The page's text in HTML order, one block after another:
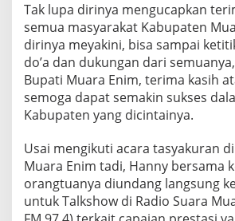
Tak lupa dirinya mengucapkan
semua masyarakat Kabupaten
dirinya meyakini, bisa sampai
do’a dan dukungan dari
Bupati Muara Enim, terima kasih
semoga dapat semakin sukses
Kabupaten yang dicintainya.
Usai mengikuti acara tasyakuran
Muara Enim tadi, Hanny bersama
orangtuanya diundang langsung
untuk Talkshow di Radio Suara